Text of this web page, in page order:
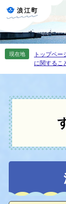
の
先
す
ー
を
し
現在地 トップペー
に関するこ
本